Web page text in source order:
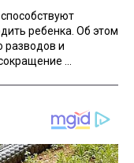
ребенка. Об этом
разводов и
...